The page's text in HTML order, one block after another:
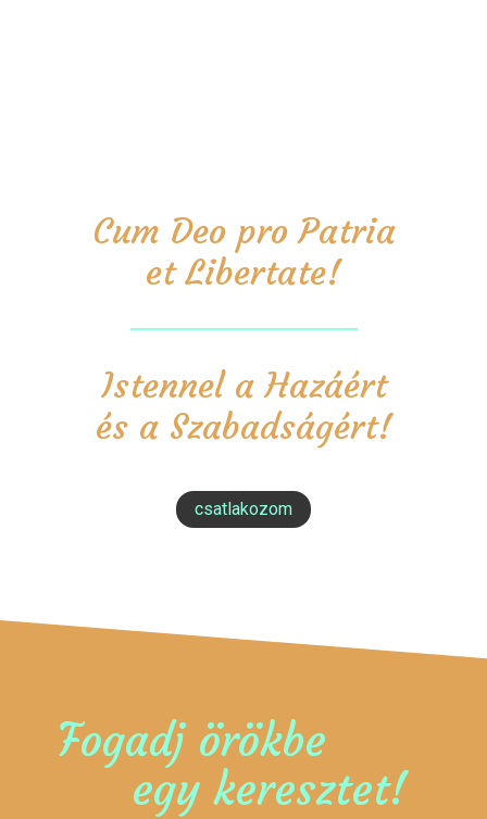
Cum Deo pro Patria
et Libertate!
Istennel a Hazáért
és a Szabadságért!
csatlakozom
Fogadj örökbe
egy keresztet!